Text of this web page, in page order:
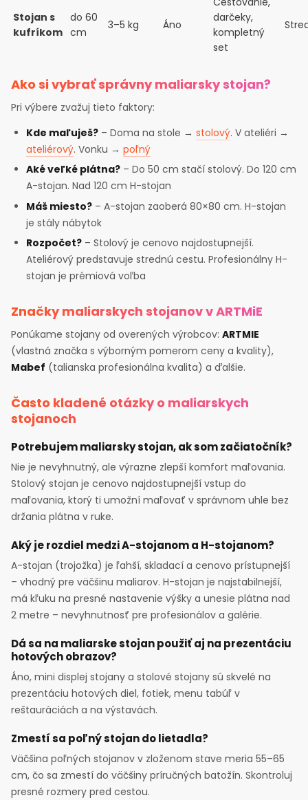
Stojan s
kufríkom
do 60
cm
3–5 kg Áno
darčeky,
kompletný
set
Ako si vybrať správny maliarsky stojan?
Pri výbere zvažuj tieto faktory:
Kde maľuješ? – Doma na stole →stolový. V ateliéri →
ateliérový. Vonku →poľný
Aké veľké plátna? – Do 50 cm stačí stolový. Do 120 cm
A-stojan. Nad 120 cm H-stojan
Máš miesto? – A-stojan zaoberá 80×80 cm. H-stojan
je stály nábytok
Rozpočet? – Stolový je cenovo najdostupnejší.
Ateliérový predstavuje strednú cestu. Profesionálny H-
stojan je prémiová voľba
Značky maliarskych stojanov v ARTMiE
Ponúkame stojany od overených výrobcov: ARTMIE
(vlastná značka s výborným pomerom ceny a kvality),
Mabef (talianska profesionálna kvalita) a ďalšie.
Často kladené otázky o maliarskych
stojanoch
Potrebujem maliarsky stojan, ak som začiatočník?
Nie je nevyhnutný, ale výrazne zlepší komfort maľovania.
Stolový stojan je cenovo najdostupnejší vstup do
maľovania, ktorý ti umožní maľovať v správnom uhle bez
držania plátna v ruke.
Aký je rozdiel medzi A-stojanom a H-stojanom?
A-stojan (trojožka) je ľahší, skladací a cenovo prístupnejší
– vhodný pre väčšinu maliarov. H-stojan je najstabilnejší,
má kľuku na presné nastavenie výšky a unesie plátna nad
2 metre – nevyhnutnosť pre profesionálov a galérie.
Dá sa na maliarske stojan použiť aj na prezentáciu
hotových obrazov?
Áno, mini displej stojany a stolové stojany sú skvelé na
prezentáciu hotových diel, fotiek, menu tabúľ v
reštauráciách a na výstavách.
Zmestí sa poľný stojan do lietadla?
Väčšina poľných stojanov v zloženom stave meria 55–65
cm, čo sa zmestí do väčšiny príručných batožín. Skontroluj
presné rozmery pred cestou.